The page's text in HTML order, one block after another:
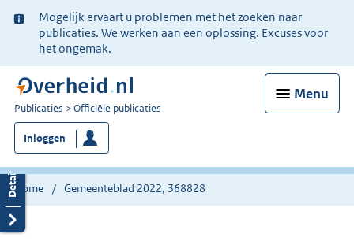
Ter
informatie:
Mogelijk ervaart u problemen met het zoeken naar
publicaties. We werken aan een oplossing. Excuses voor
het ongemak.
Menu
U
bent
nu
hier:
Publicaties Officiële publicaties
Inloggen
Home Gemeenteblad 2022, 368828